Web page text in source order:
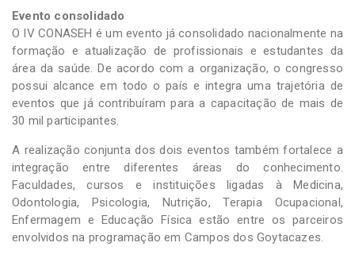
Evento consolidado
O IV CONASEH é um evento já consolidado nacionalmente na
formação e atualização de profissionais e estudantes da
área da saúde. De acordo com a organização, o congresso
possui alcance em todo o país e integra uma trajetória de
eventos que já contribuíram para a capacitação de mais de
30 mil participantes.
A realização conjunta dos dois eventos também fortalece a
integração entre diferentes áreas do conhecimento.
Faculdades, cursos e instituições ligadas à Medicina,
Odontologia, Psicologia, Nutrição, Terapia Ocupacional,
Enfermagem e Educação Física estão entre os parceiros
envolvidos na programação em Campos dos Goytacazes.